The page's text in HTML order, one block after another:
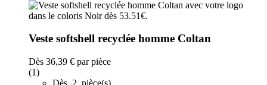
Veste softshell recyclée homme Coltan
Dès 36,39 € par pièce
(1)